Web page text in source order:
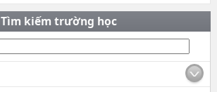
Tìm kiếm trường học